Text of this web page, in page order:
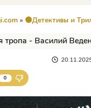
» 🟠Детективы и
тропа - Василий
0